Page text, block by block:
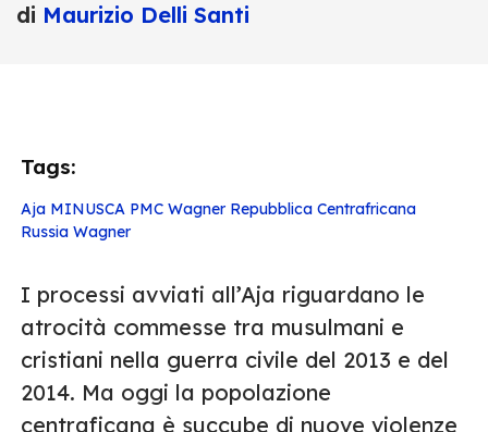
di Maurizio Delli Santi
Tags:
Aja MINUSCA PMC Wagner Repubblica Centrafricana
Russia Wagner
I processi avviati all’Aja riguardano le
atrocità commesse tra musulmani e
cristiani nella guerra civile del 2013 e del
2014. Ma oggi la popolazione
centraficana è succube di nuove violenze